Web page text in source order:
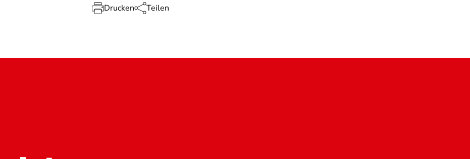
Drucken Teilen